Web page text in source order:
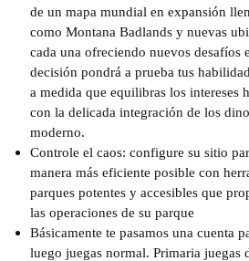
de un mapa mundial en expansión
como Montana Badlands y nuevas
cada una ofreciendo nuevos desafíos
decisión pondrá a prueba tus
a medida que equilibras los intereses
con la delicada integración de los
moderno.
Controle el caos: configure su sitio
manera más eficiente posible con
parques potentes y accesibles que
las operaciones de su parque
Básicamente te pasamos una cuenta
luego juegas normal. Primaria juegas